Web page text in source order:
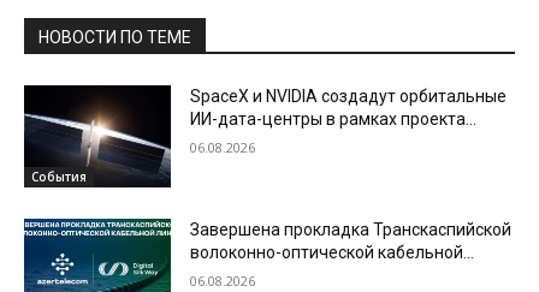
НОВОСТИ ПО ТЕМЕ
События
SpaceX и NVIDIA создадут орбитальные
ИИ-дата-центры в рамках проекта
Starmind
06.08.2026
Завершена прокладка Транскаспийской
волоконно-оптической кабельной
линии по дну Каспийского моря
06.08.2026